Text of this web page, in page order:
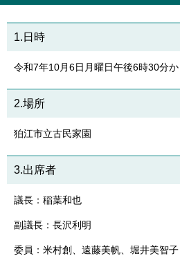
1.日時
令和7年10月6日月曜日午後6時30分
2.場所
狛江市立古民家園
3.出席者
議長：稲葉和也
副議長：長沢利明
委員：米村創、遠藤美帆、堀井美智子